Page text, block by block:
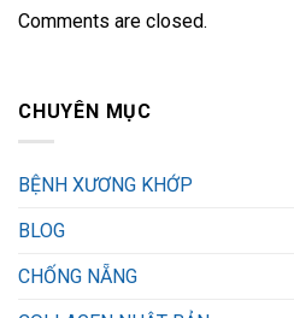
Comments are closed.
CHUYÊN MỤC
BỆNH XƯƠNG KHỚP
BLOG
CHỐNG NẴNG